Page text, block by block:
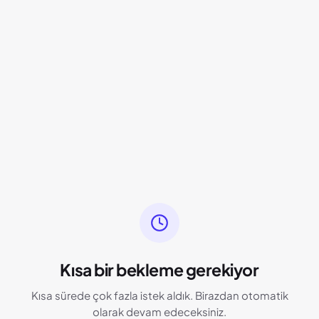
Kısa bir bekleme gerekiyor
Kısa sürede çok fazla istek aldık. Birazdan otomatik
olarak devam edeceksiniz.